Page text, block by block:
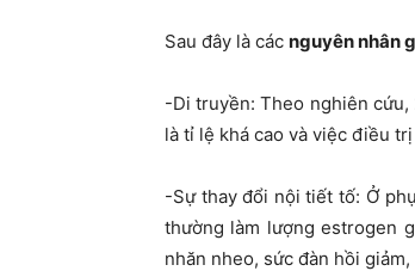
Sau đây là các nguyên nhân
-Di truyền: Theo nghiên
là tỉ lệ khá cao và việc điều
-Sự thay đổi nội tiết tố: Ở
thường làm lượng estrogen
nhăn nheo, sức đàn hồi